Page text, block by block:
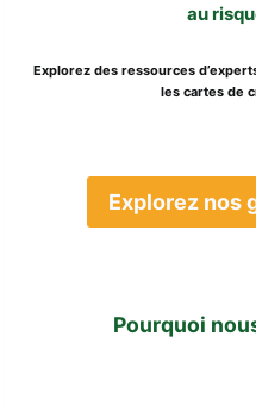
au
Explorez des ressources
les cartes de
Explorez nos
Pourquoi